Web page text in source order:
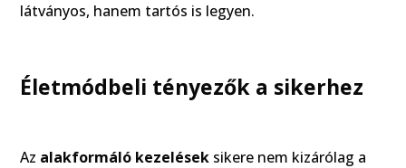
látványos, hanem tartós is legyen.
Életmódbeli tényezők a sikerhez
Az alakformáló kezelések sikere nem kizárólag a